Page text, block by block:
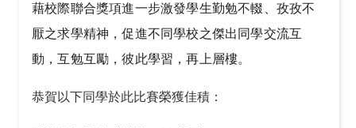
藉校際聯合獎項進一步激發學生勤勉不輟、孜孜不
厭之求學精神，促進不同學校之傑出同學交流互
動，互勉互勵，彼此學習，再上層樓。
恭賀以下同學於此比賽榮獲佳積：